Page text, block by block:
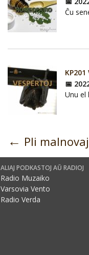
Ĉu
📅
Unu el
← Pli malnovaj
ALIAJ PODKASTOJ AŬ RADIOJ
Radio Muzaiko
Varsovia Vento
Radio Verda